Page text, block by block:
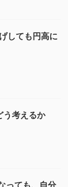
しても円高に
う考えるか